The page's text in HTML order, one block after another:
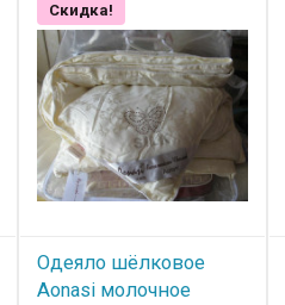
Скидка!
Одеяло шёлковое
Aonasi молочное